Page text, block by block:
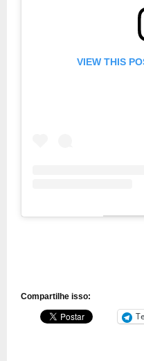
VIEW THIS
Compartilhe isso: